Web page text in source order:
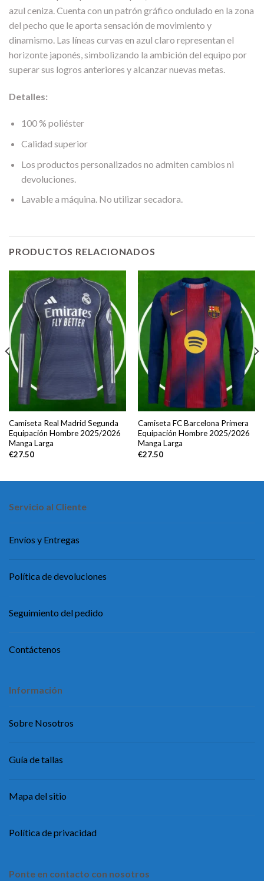
azul ceniza. Cuenta con un patrón gráfico ondulado en la zona
del pecho que le aporta sensación de movimiento y
dinamismo. Las líneas curvas en azul claro representan el
horizonte japonés, simbolizando la ambición del equipo por
superar sus logros anteriores y alcanzar nuevas metas.
Detalles:
100 % poliéster
Calidad superior
Los productos personalizados no admiten cambios ni
devoluciones.
Lavable a máquina. No utilizar secadora.
PRODUCTOS RELACIONADOS
Camiseta Real Madrid Segunda
Equipación Hombre 2025/2026
Manga Larga
€27.50
Camiseta FC Barcelona Primera
Equipación Hombre 2025/2026
Manga Larga
€27.50
Servicio al Cliente
Envíos y Entregas
Política de devoluciones
Seguimiento del pedido
Contáctenos
Información
Sobre Nosotros
Guía de tallas
Mapa del sitio
Política de privacidad
Ponte en contacto con nosotros